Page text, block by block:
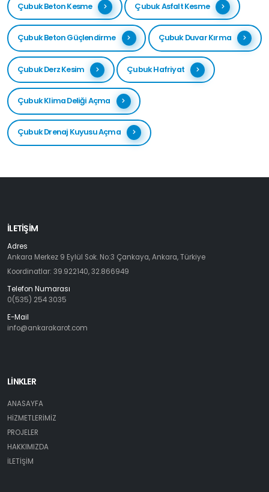
Çubuk Beton Kesme Çubuk Asfalt Kesme
Çubuk Beton Güçlendirme Çubuk Duvar Kırma
Çubuk Derz Kesim Çubuk Hafriyat
Çubuk Klima Deliği Açma
Çubuk Drenaj Kuyusu Açma
İLETIŞIM
Adres
Ankara Merkez 9 Eylül Sok. No:3 Çankaya, Ankara, Türkiye
Koordinatlar: 39.922140, 32.866949
Telefon Numarası
0(535) 254 3035
E-Mail
info@ankarakarot.com
LİNKLER
ANASAYFA
HİZMETLERİMİZ
PROJELER
HAKKIMIZDA
İLETİŞİM